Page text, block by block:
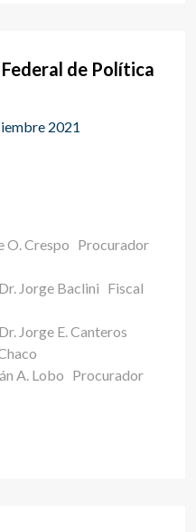
de Política
2021
O. Crespo Procurador
Jorge Baclini Fiscal
Jorge E. Canteros
A. Lobo Procurador